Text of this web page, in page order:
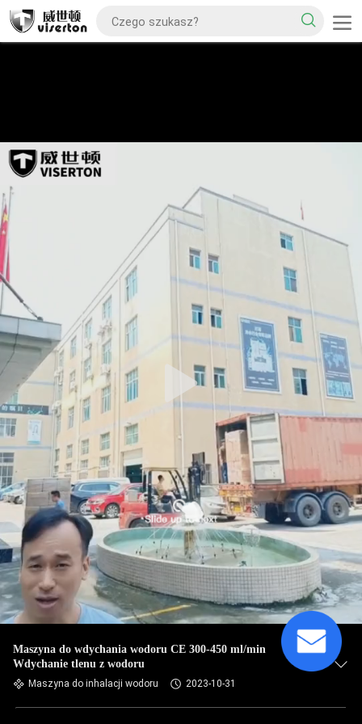
Maszyna do wdychania wodoru CE 300-450 ml/min
Wdychanie tlenu z wodoru
Maszyna do inhalacji wodoru 2023-10-31